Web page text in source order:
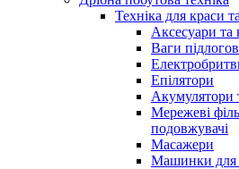
Техніка для краси
Аксесуари та
Ваги
Епілятори
Акумулятори
Мережеві
подовжувачі
Масажери
Машинки для